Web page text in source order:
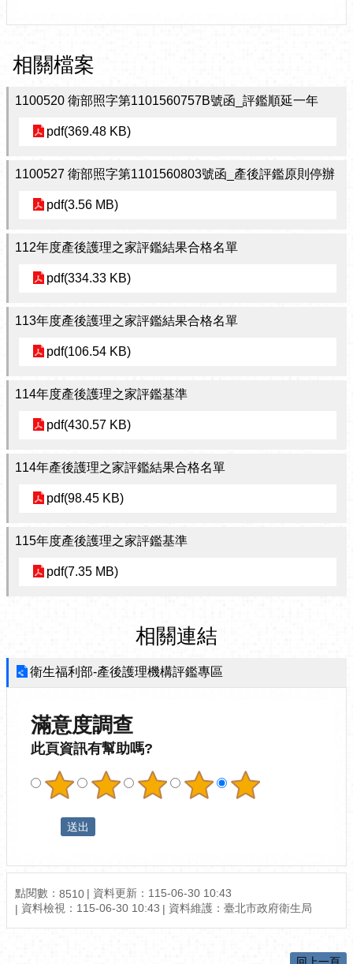
相關檔案
1100520 衛部照字第1101560757B號函_評鑑順延一年
pdf(369.48 KB)
1100527 衛部照字第1101560803號函_產後評鑑原則停辦
pdf(3.56 MB)
112年度產後護理之家評鑑結果合格名單
pdf(334.33 KB)
113年度產後護理之家評鑑結果合格名單
pdf(106.54 KB)
114年度產後護理之家評鑑基準
pdf(430.57 KB)
114年產後護理之家評鑑結果合格名單
pdf(98.45 KB)
115年度產後護理之家評鑑基準
pdf(7.35 MB)
相關連結
衛生福利部-產後護理機構評鑑專區
滿意度調查
此頁資訊有幫助嗎?
點閱數： 8510
資料更新：115-06-30 10:43
資料檢視：115-06-30 10:43
資料維護：臺北市政府衛生局